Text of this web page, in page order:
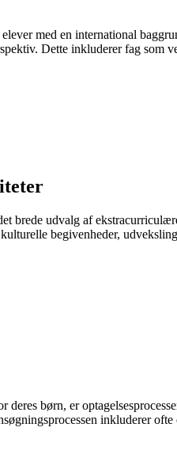
med en international
Dette inkluderer fag som
brede udvalg af
begivenheder,
børn, er
inkluderer